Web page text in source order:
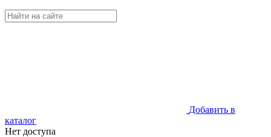
Добавить в
каталог
Нет доступа